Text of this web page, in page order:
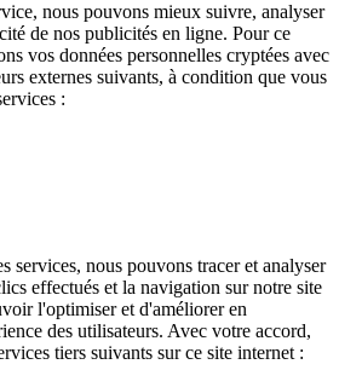
nous pouvons mieux suivre, analyser
de nos publicités en ligne. Pour ce
vos données personnelles cryptées avec
externes suivants, à condition que vous
:
services, nous pouvons tracer et analyser
effectués et la navigation sur notre site
l'optimiser et d'améliorer en
des utilisateurs. Avec votre accord,
tiers suivants sur ce site internet :